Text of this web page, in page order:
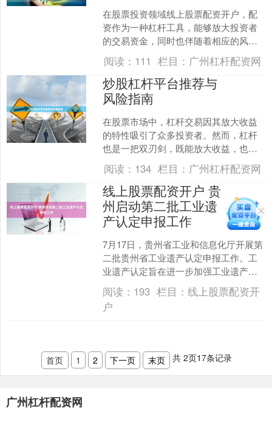
在股票投资领域线上股票配资开户，配
资作为一种杠杆工具，能够放大投资者
的交易资金，同时也伴随着相应的风
险。选择一家安全可靠、利息合理的配
资平台，是投资者成功运用这....
阅读： 111 栏目： 广州杠杆配资网
炒股杠杆平台推荐与
风险指南
在股票市场中，杠杆交易因其放大收益
的特性吸引了众多投资者。然而，杠杆
也是一把双刃剑，既能放大收益，也能
加剧亏损。本文将为您推荐几类主流杠
杆平台，并详细分析其中风....
阅读： 134 栏目： 广州杠杆配资网
线上股票配资开户 贵
州启动第二批工业遗
产认定申报工作
7月17日，贵州省工业和信息化厅开展第
二批贵州省工业遗产认定申报工作。工
业遗产认定旨在进一步加强工业遗产保
护利用，传承贵州工业精神，弘扬优秀
工业文化。 通过专业....
阅读： 193 栏目：线上股票配资开
户
首页 1 2 下一页 末页 共 2页17条记录
广州杠杆配资网